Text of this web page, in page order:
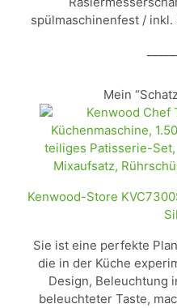
spülmaschinenfest /
Mein
Kenwood-Store
Sie ist eine perfekte
die in der Küche
Design, Beleuchtung
beleuchteter Taste,